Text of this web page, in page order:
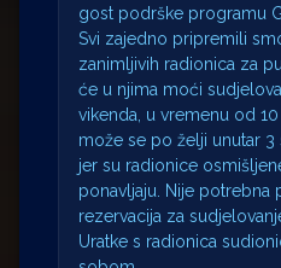
gost podrške programu
Svi zajedno pripremili
zanimljivih radionica za
će u njima moći
vikenda, u vremenu od
može se po želji unutar 3
jer su radionice
ponavljaju. Nije potrebna
rezervacija za
Uratke s radionica